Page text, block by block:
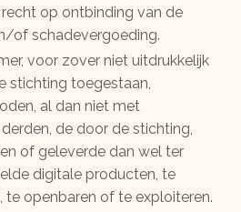
op ontbinding van de
of schadevergoeding.
voor zover niet uitdrukkelijk
stichting toegestaan,
al dan niet met
de door de stichting,
of geleverde dan wel ter
digitale producten, te
te openbaren of te exploiteren.